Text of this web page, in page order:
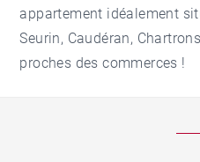
appartement idéalement
Seurin, Caudéran,
proches des commerces !